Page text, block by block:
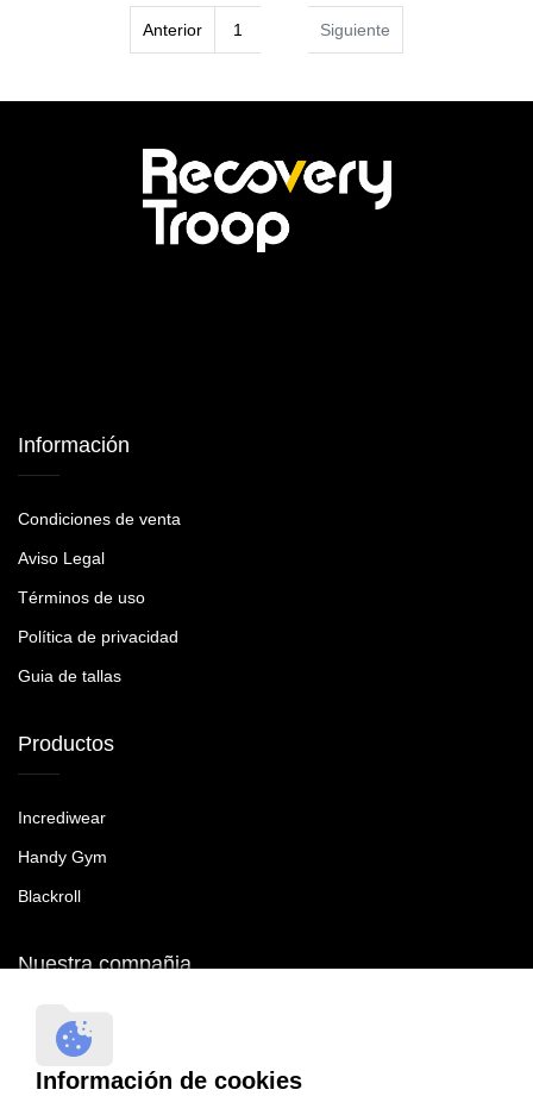
Anterior 1 Siguiente
Información
Condiciones de venta
Aviso Legal
Términos de uso
Política de privacidad
Guia de tallas
Productos
Incrediwear
Handy Gym
Blackroll
Nuestra compañia
RecoveryTroop SL B90465287
41092 Sevilla
Información de cookies